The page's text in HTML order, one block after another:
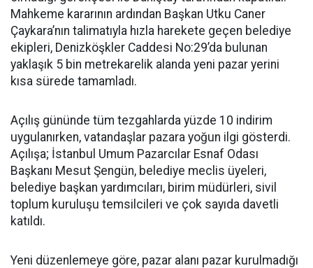
Mahkeme kararının ardından Başkan Utku Caner
Çaykara’nın talimatıyla hızla harekete geçen belediye
ekipleri, Denizköşkler Caddesi No:29’da bulunan
yaklaşık 5 bin metrekarelik alanda yeni pazar yerini
kısa sürede tamamladı.
Açılış gününde tüm tezgahlarda yüzde 10 indirim
uygulanırken, vatandaşlar pazara yoğun ilgi gösterdi.
Açılışa; İstanbul Umum Pazarcılar Esnaf Odası
Başkanı Mesut Şengün, belediye meclis üyeleri,
belediye başkan yardımcıları, birim müdürleri, sivil
toplum kuruluşu temsilcileri ve çok sayıda davetli
katıldı.
Yeni düzenlemeye göre, pazar alanı pazar kurulmadığı